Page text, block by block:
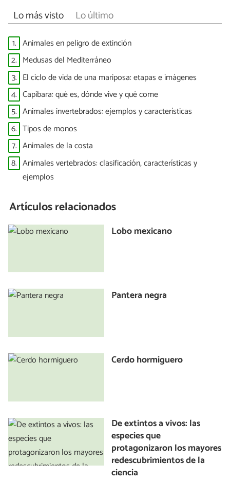
Lo más visto Lo último
1. Animales en peligro de extinción
2. Medusas del Mediterráneo
3. El ciclo de vida de una mariposa: etapas e imágenes
4. Capibara: qué es, dónde vive y qué come
5. Animales invertebrados: ejemplos y características
6. Tipos de monos
7. Animales de la costa
8. Animales vertebrados: clasificación, características y
ejemplos
Artículos relacionados
Lobo mexicano
Pantera negra
Cerdo hormiguero
De extintos a vivos: las
especies que
protagonizaron los mayores
redescubrimientos de la
ciencia